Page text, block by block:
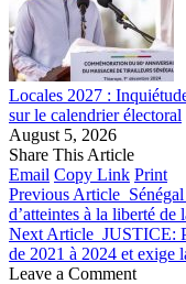
Locales 2027 :
sur le calendrier électoral
August 5, 2026
Share This Article
Email Copy Link Print
Previous Article
d’atteintes à la liberté de
Next Article JUSTICE:
de 2021 à 2024 et exige
Leave a Comment